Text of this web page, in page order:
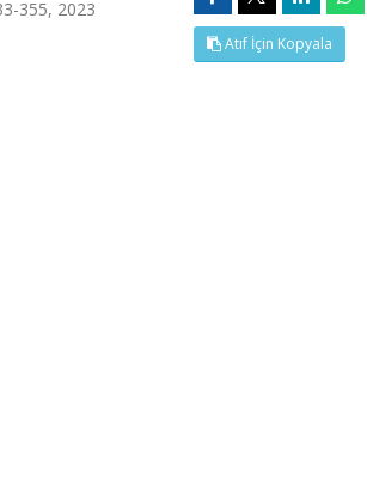
355, 2023
Atıf İçin Kopyala